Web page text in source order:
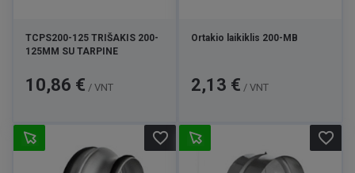
TCPS200-125 TRIŠAKIS 200-
125MM SU TARPINE
Kaina
10,86 € / VNT
Ortakio laikiklis 200-MB
Kaina
2,13 € / VNT
favorite_border favorite_border